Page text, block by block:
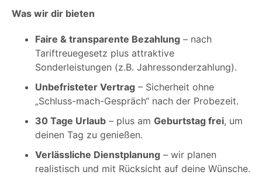
Was wir dir bieten
Faire & transparente Bezahlung – nach
Tariftreuegesetz plus attraktive
Sonderleistungen (z.B. Jahressonderzahlung).
Unbefristeter Vertrag – Sicherheit ohne
„Schluss-mach-Gespräch“ nach der Probezeit.
30 Tage Urlaub – plus am Geburtstag frei, um
deinen Tag zu genießen.
Verlässliche Dienstplanung – wir planen
realistisch und mit Rücksicht auf deine Wünsche.